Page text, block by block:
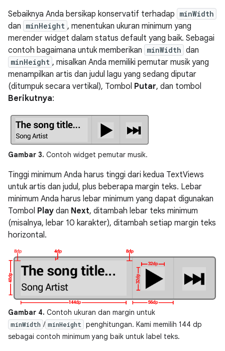
Sebaiknya Anda bersikap konservatif terhadap minWidth
dan minHeight , menentukan ukuran minimum yang
merender widget dalam status default yang baik. Sebagai
contoh bagaimana untuk memberikan minWidth dan
minHeight , misalkan Anda memiliki pemutar musik yang
menampilkan artis dan judul lagu yang sedang diputar
(ditumpuk secara vertikal), Tombol Putar, dan tombol
Berikutnya:
Gambar 3. Contoh widget pemutar musik.
Tinggi minimum Anda harus tinggi dari kedua TextViews
untuk artis dan judul, plus beberapa margin teks. Lebar
minimum Anda harus lebar minimum yang dapat digunakan
Tombol Play dan Next, ditambah lebar teks minimum
(misalnya, lebar 10 karakter), ditambah setiap margin teks
horizontal.
Gambar 4. Contoh ukuran dan margin untuk
minWidth / minHeight penghitungan. Kami memilih 144 dp
sebagai contoh minimum yang baik untuk label teks.